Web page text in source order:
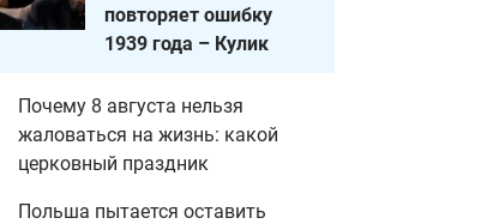
повторяет ошибку
1939 года – Кулик
Почему 8 августа нельзя
жаловаться на жизнь: какой
церковный праздник
Польша пытается оставить